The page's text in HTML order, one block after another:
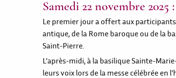
Samedi 22 novembre
Le premier jour a offert aux
antique, de la Rome baroque ou de la
Saint-Pierre.
L’après-midi, à la basilique Sainte-
leurs voix lors de la messe célébrée en